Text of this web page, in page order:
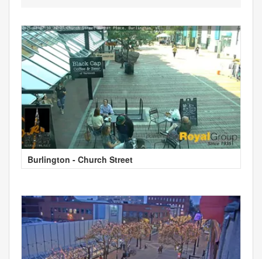
Burlington - Church Street